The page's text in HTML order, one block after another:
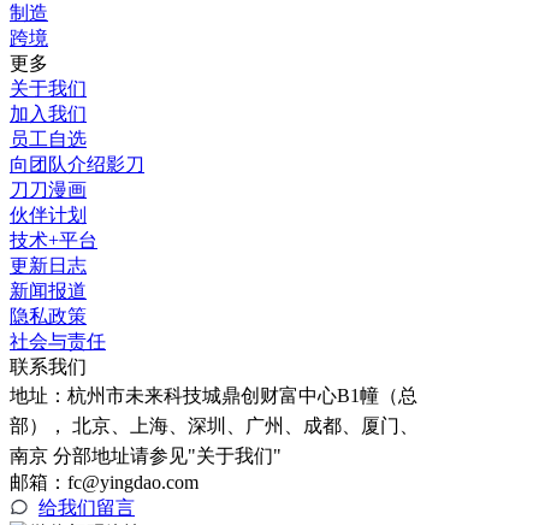
制造
跨境
更多
关于我们
加入我们
员工自选
向团队介绍影刀
刀刀漫画
伙伴计划
技术+平台
更新日志
新闻报道
隐私政策
社会与责任
联系我们
地址： 杭州市未来科技城鼎创财富中心B1幢（总
部）， 北京、上海、深圳、广州、成都、厦门、
南京 分部地址请参见"关于我们"
邮箱：fc@yingdao.com
给我们留言